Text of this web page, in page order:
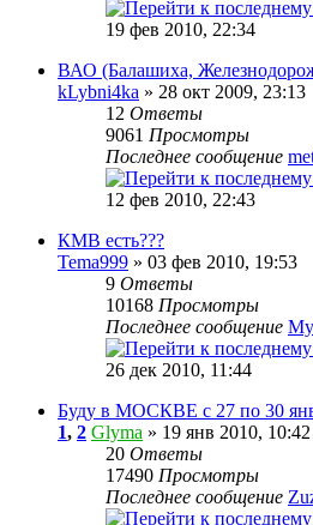
19 фев 2010, 22:34
ВАО (Балашиха,
kLybni4ka » 28 окт 2009, 23:13
12 Ответы
9061 Просмотры
Последнее сообщение
12 фев 2010, 22:43
КМВ есть???
Tema999 » 03 фев 2010, 19:53
9 Ответы
10168 Просмотры
Последнее сообщение
26 дек 2010, 11:44
Буду в МОСКВЕ с 27 по 30
1, 2 Glyma » 19 янв 2010, 10:42
20 Ответы
17490 Просмотры
Последнее сообщение